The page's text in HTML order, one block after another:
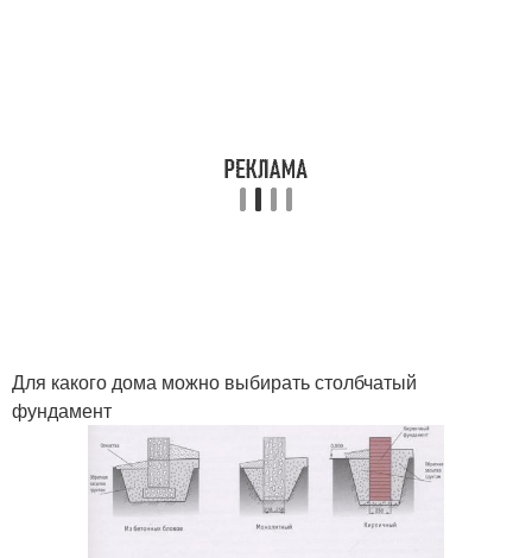
Для какого дома можно выбирать столбчатый
фундамент